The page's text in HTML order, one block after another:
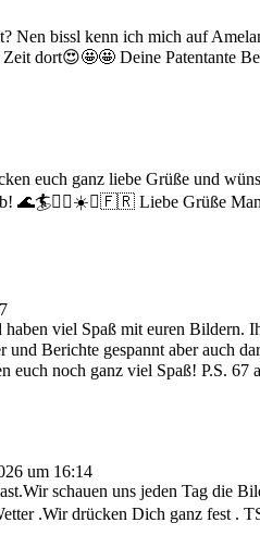
Nen bissl kenn ich mich auf
dort😍🤩🤩 Deine Patentante
euch ganz liebe Grüße und
🌊🏄🏄‍♂️☀️⛱️🇫🇷 Liebe Grüße
viel Spaß mit euren Bildern.
Berichte gespannt aber auch
euch noch ganz viel Spaß! P.S. 67
um 16:14
schauen uns jeden Tag die
.Wir drücken Dich ganz fest